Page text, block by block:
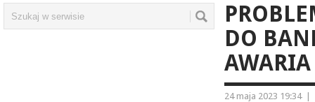
DO
24 maja 2023 19:34